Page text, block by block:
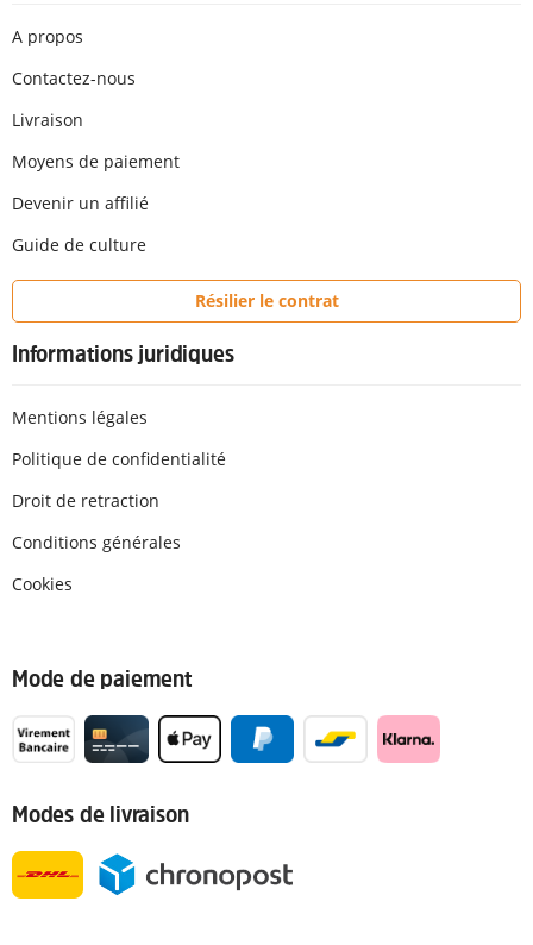
A propos
Contactez-nous
Livraison
Moyens de paiement
Devenir un affilié
Guide de culture
Résilier le contrat
Informations juridiques
Mentions légales
Politique de confidentialité
Droit de retraction
Conditions générales
Cookies
Mode de paiement
Modes de livraison